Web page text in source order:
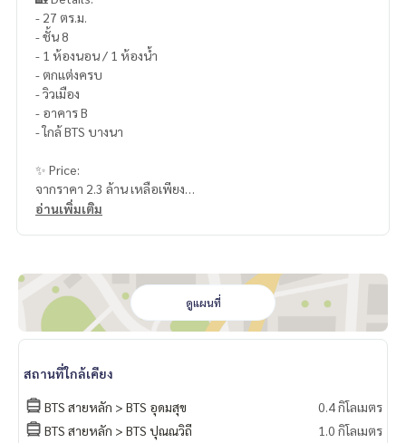
- 27 ตร.ม.
- ชั้น 8
- 1 ห้องนอน / 1 ห้องน้ำ
- ตกแต่งครบ
- วิวเมือง
- อาคาร B
- ใกล้ BTS บางนา
✨ Price:
จากราคา 2.3 ล้าน เหลือเพียง
2,190,000 บาท (ค่าโอน 50/50)
______________________
HOME - REAL ESTATE SERVICES
062-879-5289
LINE: @homethailand
หรือคลิก
https://lin.ee/2g9eaj7
✔️ ที่ปรึกษามืออาชีพ ประสบการณ์มากกว่า 6 ปี
อ่านเพิ่มเติม
ดูแผนที่
สถานที่ใกล้เคียง
BTS สายหลัก > BTS อุดมสุข
0.4 กิโลเมตร
BTS สายหลัก > BTS ปุณณวิถี
1.0 กิโลเมตร